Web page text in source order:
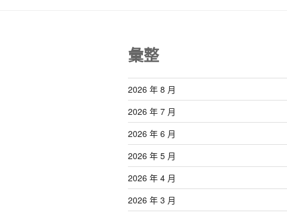
彙整
2026 年 8 月
2026 年 7 月
2026 年 6 月
2026 年 5 月
2026 年 4 月
2026 年 3 月